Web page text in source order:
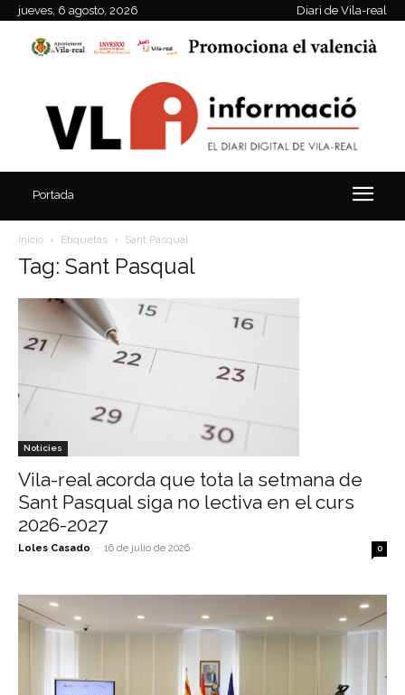
jueves, 6 agosto, 2026 Diari de Vila-real
Portada
Inicio Etiquetas Sant Pasqual
Tag: Sant Pasqual
Notícies
Vila-real acorda que tota la setmana de
Sant Pasqual siga no lectiva en el curs
2026-2027
Loles Casado - 16 de julio de 2026 0